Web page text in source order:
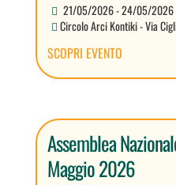
21/05/2026 - 24/05/2026
Circolo Arci Kontiki - Via
SCOPRI EVENTO
Assemblea
Maggio 2026